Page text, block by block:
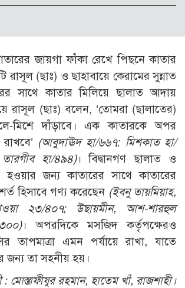
জায়গা ফাঁকা রেখে পিছনে কাতার
রাসূল (ছাঃ) ও ছাহাবায়ে কেরামের সুন্নাত
সাথে কাতার মিলিয়ে ছালাত আদায়
রাসূল (ছাঃ) বলেন, ‘তোমরা (ছালাতের)
মিশে দাঁড়াবে। এক কাতারকে অপর
(আবুদাঊদ হা/৬৬৭; মিশকাত হা/
হা/৪৯৪)। বিদ্বানগণ ছালাত ও
হওয়ার জন্য কাতারের সাথে কাতারের
হিসাবে গণ্য করেছেন (ইবনু তায়মিয়াহ,
২৩/৪০৭; উছায়মীন, আশ-শারহুল
। অপরদিকে মসজিদ কর্তৃপক্ষেরও
তাপমাত্রা এমন পর্যায়ে রাখা, যাতে
জন্য তা সহনীয় হয়।
: মোস্তাফীযুর রহমান, হাতেম খাঁ, রাজশাহী।